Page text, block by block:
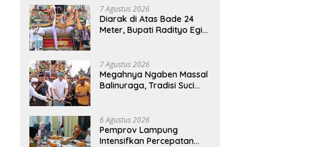
7 Agustus 2026
Diarak di Atas Bade 24
Meter, Bupati Radityo Egi
‘Penglipuran’ Kedua pada
2027
7 Agustus 2026
Megahnya Ngaben Massal
Balinuraga, Tradisi Suci
dan Merekatkan Ikatan
Keluarga
6 Agustus 2026
Pemprov Lampung
Intensifkan Percepatan